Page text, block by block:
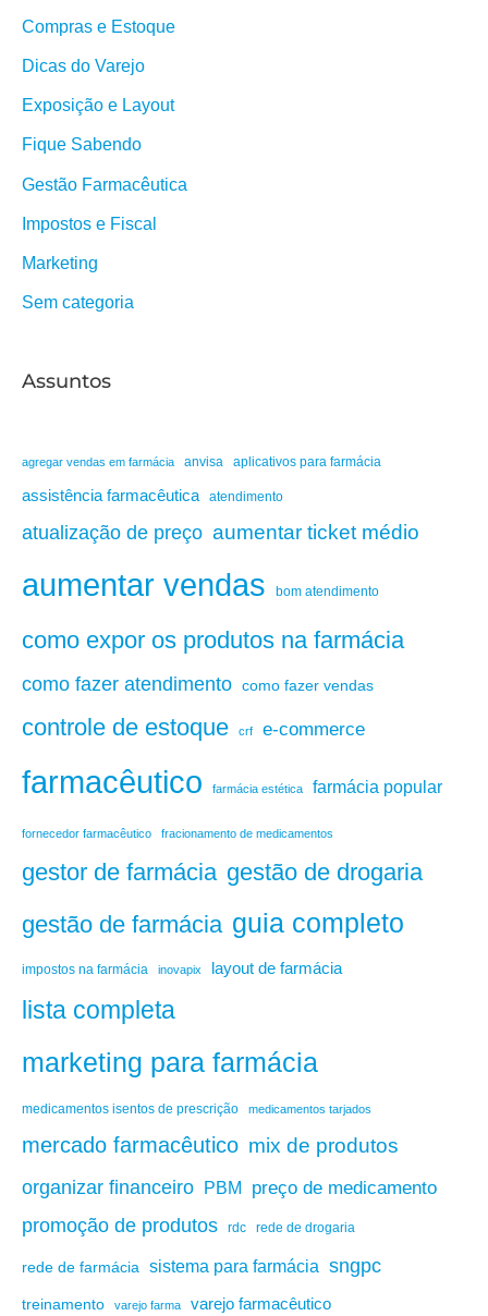
Compras e Estoque
Dicas do Varejo
Exposição e Layout
Fique Sabendo
Gestão Farmacêutica
Impostos e Fiscal
Marketing
Sem categoria
Assuntos
agregar vendas em farmácia anvisa aplicativos para farmácia
assistência farmacêutica atendimento
atualização de preço aumentar ticket médio
aumentar vendas bom atendimento
como expor os produtos na farmácia
como fazer atendimento como fazer vendas
controle de estoque crf e-commerce
farmacêutico farmácia estética farmácia popular
fornecedor farmacêutico fracionamento de medicamentos
gestor de farmácia gestão de drogaria
gestão de farmácia guia completo
impostos na farmácia inovapix layout de farmácia
lista completa
marketing para farmácia
medicamentos isentos de prescrição medicamentos tarjados
mercado farmacêutico mix de produtos
organizar financeiro PBM preço de medicamento
promoção de produtos rdc rede de drogaria
rede de farmácia sistema para farmácia sngpc
treinamento varejo farma varejo farmacêutico